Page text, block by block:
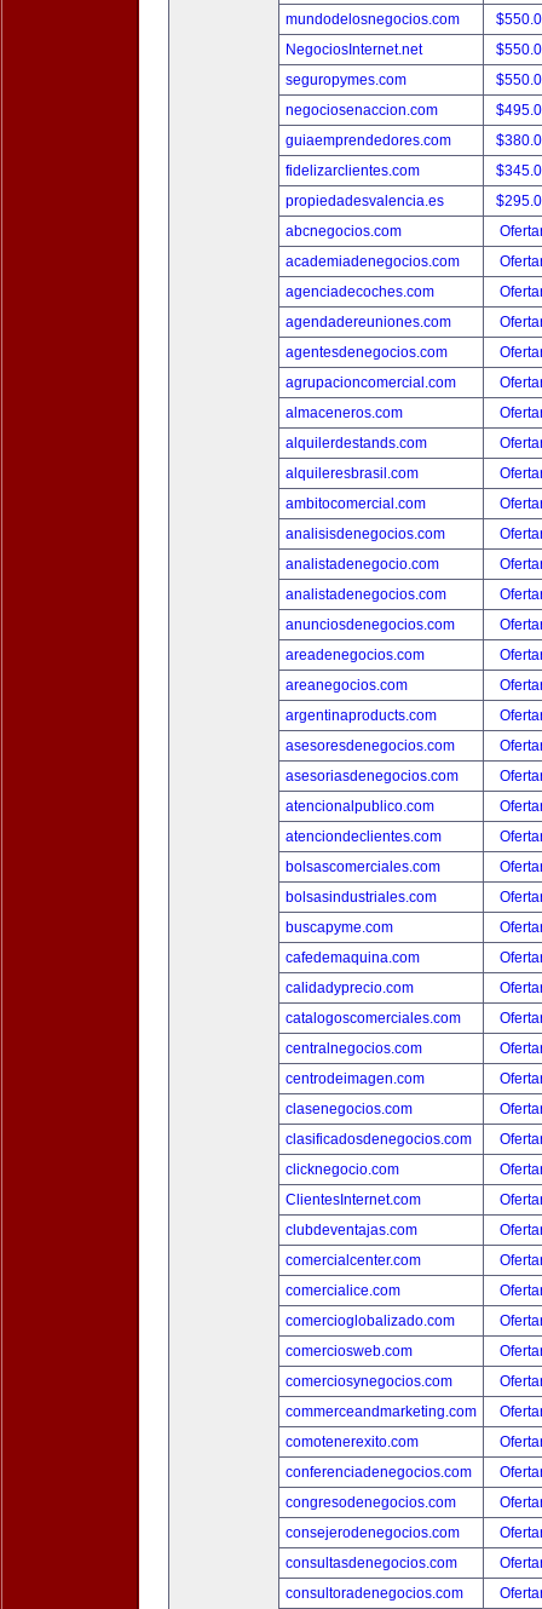
mundodelosnegocios.com
NegociosInternet.net
seguropymes.com
negociosenaccion.com
guiaemprendedores.com
fidelizarclientes.com
propiedadesvalencia.es
abcnegocios.com
academiadenegocios.com
agenciadecoches.com
agendadereuniones.com
agentesdenegocios.com
agrupacioncomercial.com
almaceneros.com
alquilerdestands.com
alquileresbrasil.com
ambitocomercial.com
analisisdenegocios.com
analistadenegocio.com
analistadenegocios.com
anunciosdenegocios.com
areadenegocios.com
areanegocios.com
argentinaproducts.com
asesoresdenegocios.com
asesoriasdenegocios.com
atencionalpublico.com
atenciondeclientes.com
bolsascomerciales.com
bolsasindustriales.com
buscapyme.com
cafedemaquina.com
calidadyprecio.com
catalogoscomerciales.com
centralnegocios.com
centrodeimagen.com
clasenegocios.com
clasificadosdenegocios.com
clicknegocio.com
ClientesInternet.com
clubdeventajas.com
comercialcenter.com
comercialice.com
comercioglobalizado.com
comerciosweb.com
comerciosynegocios.com
commerceandmarketing.com
comotenerexito.com
conferenciadenegocios.com
congresodenegocios.com
consejerodenegocios.com
consultasdenegocios.com
consultoradenegocios.com